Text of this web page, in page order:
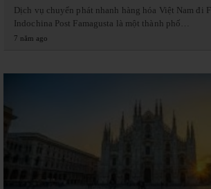
Dịch vụ chuyển phát nhanh hàng hóa Việt Nam đi
Indochina Post Famagusta là một thành phố…
7 năm ago